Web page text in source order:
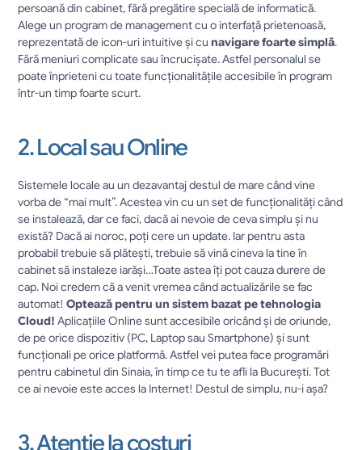
persoană din cabinet, fără pregătire specială de informatică.
Alege un program de management cu o interfață prietenoasă,
reprezentată de icon-uri intuitive și cu navigare foarte simplă.
Fără meniuri complicate sau încrucișate. Astfel personalul se
poate înprieteni cu toate funcționalitățile accesibile în program
într-un timp foarte scurt.
2. Local sau Online
Sistemele locale au un dezavantaj destul de mare când vine
vorba de “mai mult”. Acestea vin cu un set de funcționalități când
se instalează, dar ce faci, dacă ai nevoie de ceva simplu și nu
există? Dacă ai noroc, poți cere un update. Iar pentru asta
probabil trebuie să plătești, trebuie să vină cineva la tine în
cabinet să instaleze iarăși…Toate astea îți pot cauza durere de
cap. Noi credem că a venit vremea când actualizările se fac
automat! Optează pentru un sistem bazat pe tehnologia
Cloud! Aplicațiile Online sunt accesibile oricând și de oriunde,
de pe orice dispozitiv (PC, Laptop sau Smartphone) și sunt
funcționali pe orice platformă. Astfel vei putea face programări
pentru cabinetul din Sinaia, în timp ce tu te afli la București. Tot
ce ai nevoie este acces la Internet! Destul de simplu, nu-i așa?
3. Atenție la costuri